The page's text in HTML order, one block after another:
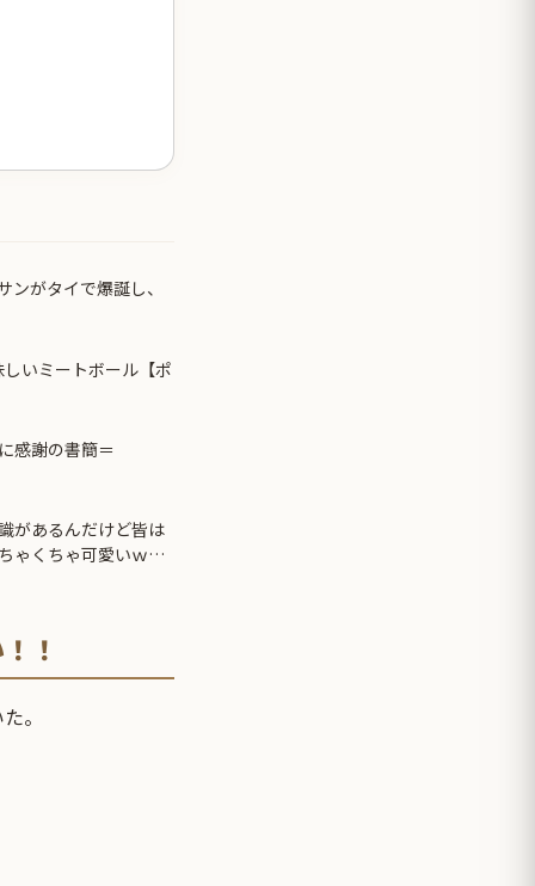
がタイで爆誕し、
しいミートボール【ポ
感謝の書簡＝
があるんだけど皆は
ゃくちゃ可愛いｗ
！
。